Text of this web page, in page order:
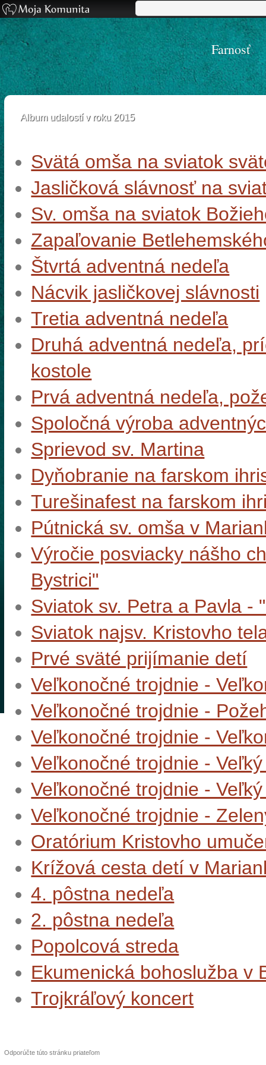
Farnosť
Album udalostí v roku 2015
Svätá omša na sviatok
Jasličková slávnosť na
Sv. omša na sviatok
Zapaľovanie
Štvrtá adventná nedeľa
Nácvik jasličkovej slávnosti
Tretia adventná nedeľa
Druhá adventná nedeľa,
kostole
Prvá adventná nedeľa,
Spoločná výroba
Sprievod sv. Martina
Dyňobranie na farskom
Turešinafest na farskom
Pútnická sv. omša v
Výročie posviacky nášho
Bystrici"
Sviatok sv. Petra a Pavla -
Sviatok najsv. Kristovho
Prvé sväté prijímanie detí
Veľkonočné trojdnie -
Veľkonočné trojdnie -
Veľkonočné trojdnie -
Veľkonočné trojdnie -
Veľkonočné trojdnie -
Veľkonočné trojdnie -
Oratórium Kristovho
Krížová cesta detí v
4. pôstna nedeľa
2. pôstna nedeľa
Popolcová streda
Ekumenická bohoslužba v
Trojkráľový koncert
Odporúčte túto stránku priateľom